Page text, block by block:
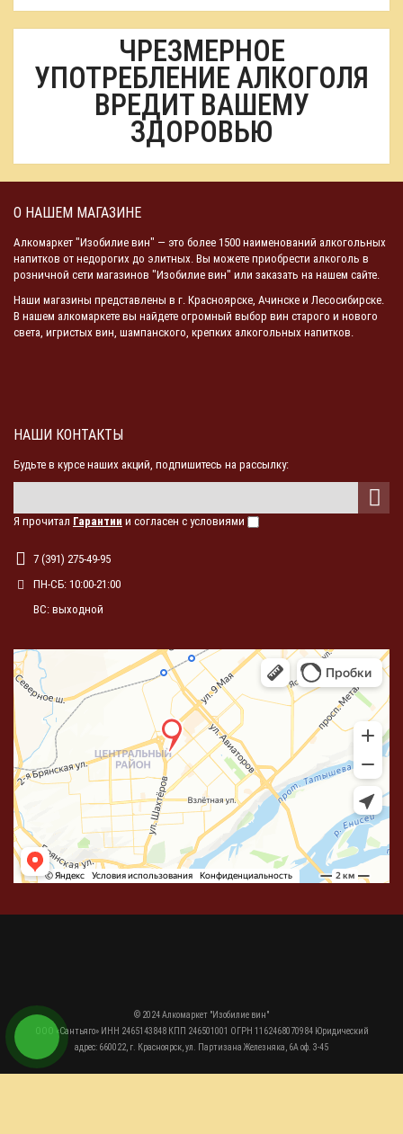
ЧРЕЗМЕРНОЕ
УПОТРЕБЛЕНИЕ АЛКОГОЛЯ
ВРЕДИТ ВАШЕМУ
ЗДОРОВЬЮ
О НАШЕМ МАГАЗИНЕ
Алкомаркет "Изобилие вин" — это более 1500 наименований алкогольных
напитков от недорогих до элитных. Вы можете приобрести алкоголь в
розничной сети магазинов "Изобилие вин" или заказать на нашем сайте.
Наши магазины представлены в г. Красноярске, Ачинске и Лесосибирске.
В нашем алкомаркете вы найдете огромный выбор вин старого и нового
света, игристых вин, шампанского, крепких алкогольных напитков.
НАШИ КОНТАКТЫ
Будьте в курсе наших акций, подпишитесь на рассылку:
Я прочитал Гарантии и согласен с условиями
7 (391) 275-49-95
ПН-СБ: 10:00-21:00
ВС: выходной
© 2024 Алкомаркет "Изобилие вин"
ООО «Сантьяго» ИНН 2465143848 КПП 246501001 ОГРН 1162468070984 Юридический
адрес: 660022, г. Красноярск, ул. Партизана Железняка, 6А оф. 3-45